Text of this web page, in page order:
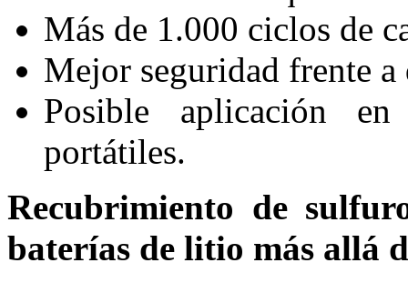
Más de 1.000 ciclos de
Mejor seguridad frente a
Posible aplicación
portátiles.
Recubrimiento de
baterías de litio más allá